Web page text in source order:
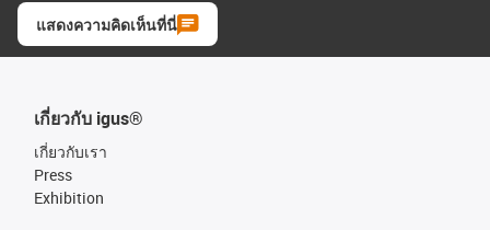
แสดงความคิดเห็นที่นี่
เกี่ยวกับ igus®
เกี่ยวกับเรา
Press
Exhibition